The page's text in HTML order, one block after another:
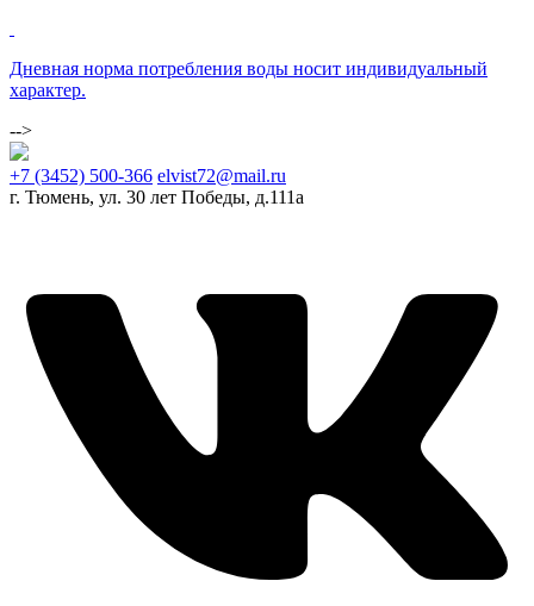
Дневная норма потребления воды носит индивидуальный
характер.
-->
+7 (3452) 500-366 elvist72@mail.ru
г. Тюмень, ул. 30 лет Победы, д.111а